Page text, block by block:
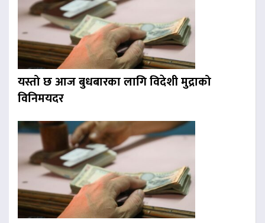
यस्तो छ आज बुधबारका लागि विदेशी मुद्राको
विनिमयदर